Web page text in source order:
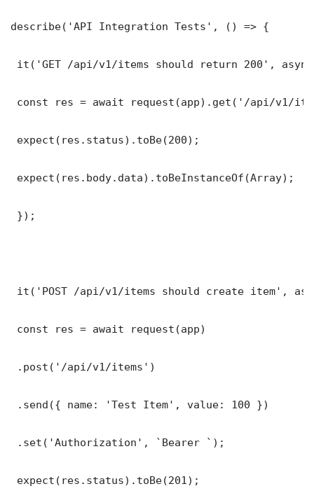
describe('API Integration Tests', () => {
it('GET /api/v1/items should return 200',
const res = await request(app).get('/api/v1/
expect(res.status).toBe(200);
expect(res.body.data).toBeInstanceOf(Array);
});
it('POST /api/v1/items should create item',
const res = await request(app)
.post('/api/v1/items')
.send({ name: 'Test Item', value: 100 })
.set('Authorization', `Bearer `);
expect(res.status).toBe(201);